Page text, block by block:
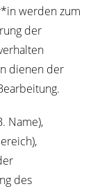
wer­den zum
der
die­nen der
Name),
des